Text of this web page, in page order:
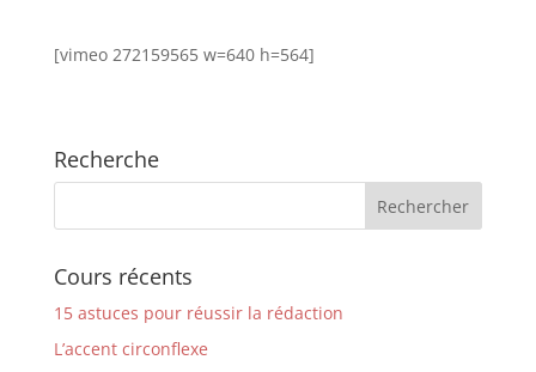
[vimeo 272159565 w=640 h=564]
Recherche
Cours récents
15 astuces pour réussir la rédaction
L’accent circonflexe